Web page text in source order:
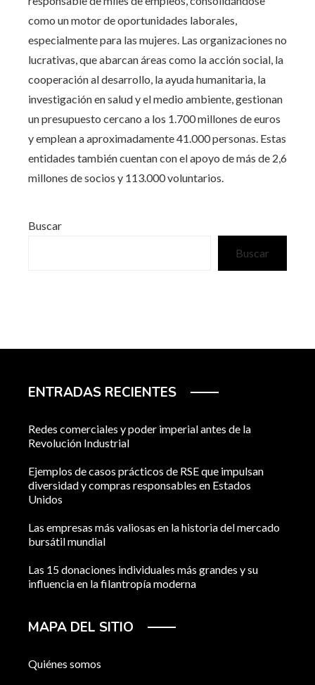
como un motor de oportunidades laborales,
especialmente para las mujeres. Las organizaciones no
lucrativas, que abarcan áreas como la acción social, la
cooperación al desarrollo, la ayuda humanitaria, la
investigación en salud y el medio ambiente, gestionan
un presupuesto cercano a los 1.700 millones de euros
y emplean a aproximadamente 41.000 personas. Estas
entidades también cuentan con el apoyo de más de 2,6
millones de socios y 113.000 voluntarios.
Buscar
Buscar
ENTRADAS RECIENTES
Redes comerciales y poder imperial antes de la
Revolución Industrial
Ejemplos de casos prácticos de RSE que impulsan
diversidad y compras responsables en Estados
Unidos
Las empresas más valiosas en la historia del mercado
bursátil mundial
Las 15 donaciones individuales más grandes y su
influencia en la filantropía moderna
MAPA DEL SITIO
Quiénes somos